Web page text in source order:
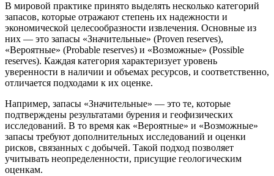
В мировой практике принято выделять несколько категорий
запасов, которые отражают степень их надежности и
экономической целесообразности извлечения. Основные из
них — это запасы «Значительные» (Proven reserves),
«Вероятные» (Probable reserves) и «Возможные» (Possible
reserves). Каждая категория характеризует уровень
уверенности в наличии и объемах ресурсов, и соответственно,
отличается подходами к их оценке.
Например, запасы «Значительные» — это те, которые
подтверждены результатами бурения и геофизических
исследований. В то время как «Вероятные» и «Возможные»
запасы требуют дополнительных исследований и оценки
рисков, связанных с добычей. Такой подход позволяет
учитывать неопределенности, присущие геологическим
оценкам.